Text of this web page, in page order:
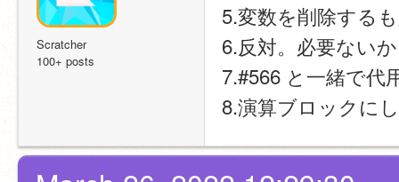
Scratcher
100+ posts
5.変数を削除する
6.反対。必要ない
7.#566 と一緒で代
8.演算ブロックに